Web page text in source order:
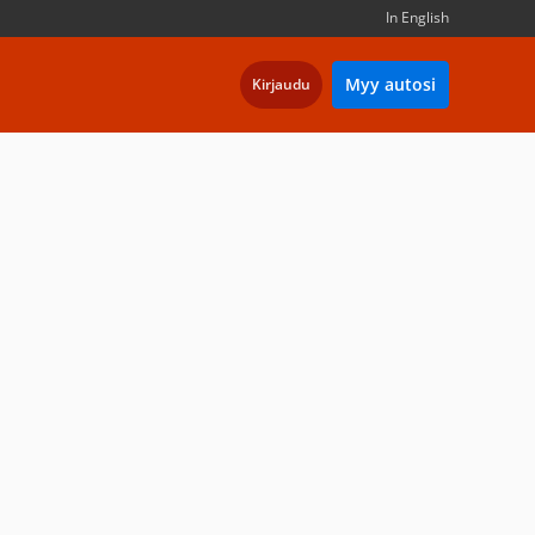
In English
Kirjaudu Myy autosi